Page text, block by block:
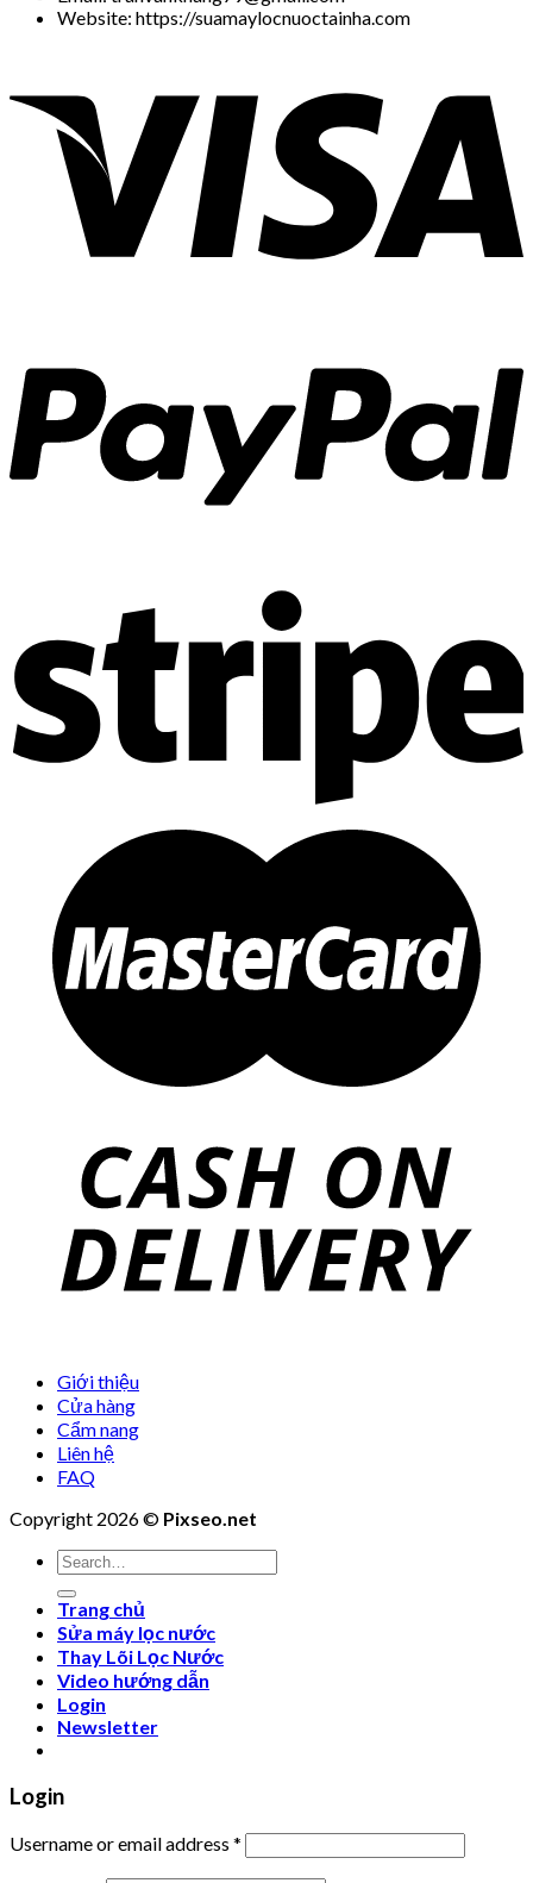
Website: https://suamaylocnuoctainha.com
Giới thiệu
Cửa hàng
Cẩm nang
Liên hệ
FAQ
Copyright 2026 © Pixseo.net
Search
for:
Trang chủ
Sửa máy lọc nước
Thay Lõi Lọc Nước
Video hướng dẫn
Login
Newsletter
Login
Username or email address *